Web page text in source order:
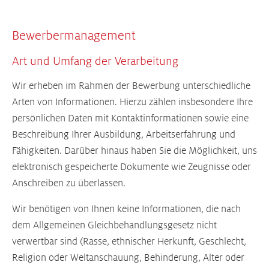
Bewerbermanagement
Art und Umfang der Verarbeitung
Wir erheben im Rahmen der Bewerbung unterschiedliche
Arten von Informationen. Hierzu zählen insbesondere Ihre
persönlichen Daten mit Kontaktinformationen sowie eine
Beschreibung Ihrer Ausbildung, Arbeitserfahrung und
Fähigkeiten. Darüber hinaus haben Sie die Möglichkeit, uns
elektronisch gespeicherte Dokumente wie Zeugnisse oder
Anschreiben zu überlassen.
Wir benötigen von Ihnen keine Informationen, die nach
dem Allgemeinen Gleichbehandlungsgesetz nicht
verwertbar sind (Rasse, ethnischer Herkunft, Geschlecht,
Religion oder Weltanschauung, Behinderung, Alter oder